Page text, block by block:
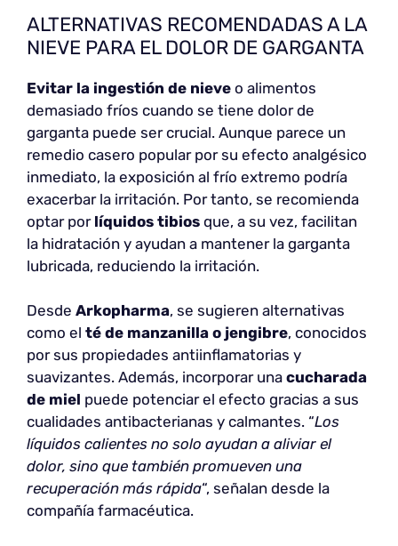
ALTERNATIVAS RECOMENDADAS A LA
NIEVE PARA EL DOLOR DE GARGANTA
Evitar la ingestión de nieve o alimentos
demasiado fríos cuando se tiene dolor de
garganta puede ser crucial. Aunque parece un
remedio casero popular por su efecto analgésico
inmediato, la exposición al frío extremo podría
exacerbar la irritación. Por tanto, se recomienda
optar por líquidos tibios que, a su vez, facilitan
la hidratación y ayudan a mantener la garganta
lubricada, reduciendo la irritación.
Desde Arkopharma, se sugieren alternativas
como el té de manzanilla o jengibre, conocidos
por sus propiedades antiinflamatorias y
suavizantes. Además, incorporar una cucharada
de miel puede potenciar el efecto gracias a sus
cualidades antibacterianas y calmantes. “Los
líquidos calientes no solo ayudan a aliviar el
dolor, sino que también promueven una
recuperación más rápida“, señalan desde la
compañía farmacéutica.